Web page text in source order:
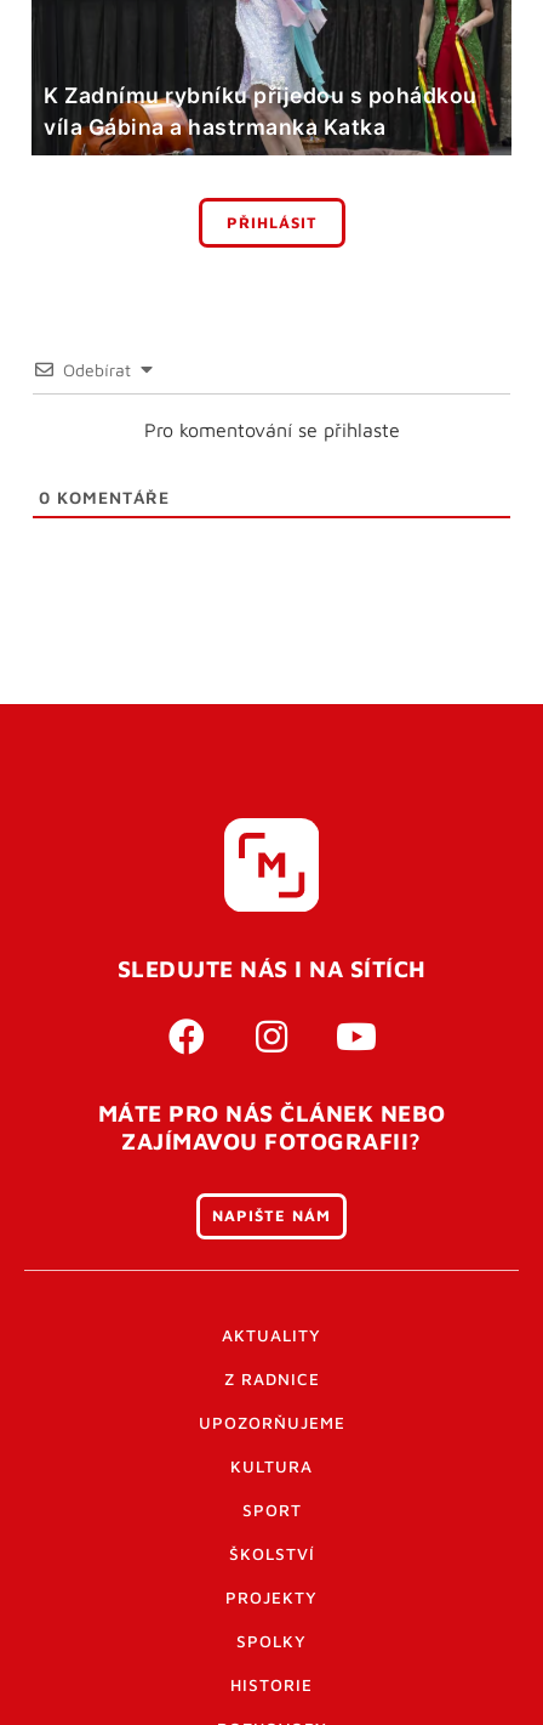
K Zadnímu rybníku přijedou s pohádkou
víla Gábina a hastrmanka Katka
PŘIHLÁSIT
Odebírat
Pro komentování se přihlaste
0 KOMENTÁŘE
SLEDUJTE NÁS I NA SÍTÍCH
MÁTE PRO NÁS ČLÁNEK NEBO
ZAJÍMAVOU FOTOGRAFII?
NAPIŠTE NÁM
AKTUALITY
Z RADNICE
UPOZORŇUJEME
KULTURA
SPORT
ŠKOLSTVÍ
PROJEKTY
SPOLKY
HISTORIE